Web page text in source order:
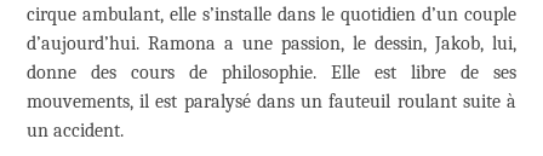
cirque ambulant, elle s’installe dans le quotidien d’un couple
d’aujourd’hui. Ramona a une passion, le dessin, Jakob, lui,
donne des cours de philosophie. Elle est libre de ses
mouvements, il est paralysé dans un fauteuil roulant suite à
un accident.